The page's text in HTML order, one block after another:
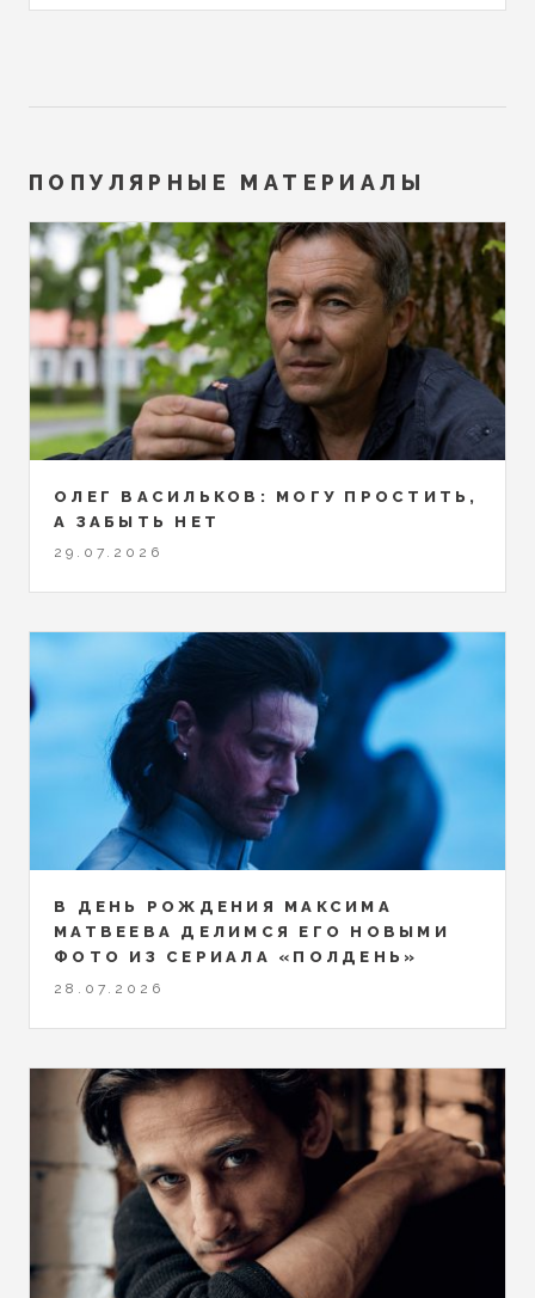
ПОПУЛЯРНЫЕ МАТЕРИАЛЫ
ОЛЕГ ВАСИЛЬКОВ: МОГУ ПРОСТИТЬ,
А ЗАБЫТЬ НЕТ
29.07.2026
В ДЕНЬ РОЖДЕНИЯ МАКСИМА
МАТВЕЕВА ДЕЛИМСЯ ЕГО НОВЫМИ
ФОТО ИЗ СЕРИАЛА «ПОЛДЕНЬ»
28.07.2026